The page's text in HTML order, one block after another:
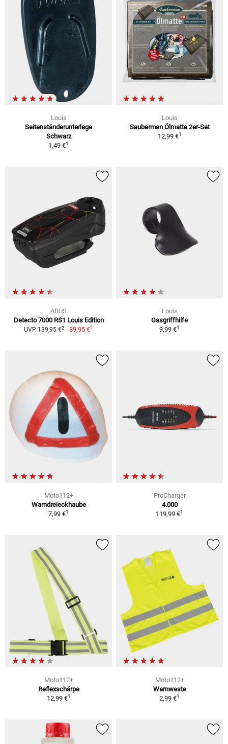
Louis
Seitenständerunterlage
Schwarz
1,49 €1
Louis
Sauberman Ölmatte 2er-Set
12,99 €1
ABUS
Detecto 7000 RS1 Louis Edition
UVP 139,95 €2 89,95 €1
Louis
Gasgriffhilfe
9,99 €1
Moto112+
Warndreieckhaube
7,99 €1
ProCharger
4.000
119,99 €1
Moto112+
Reflexschärpe
12,99 €1
Moto112+
Warnweste
2,99 €1